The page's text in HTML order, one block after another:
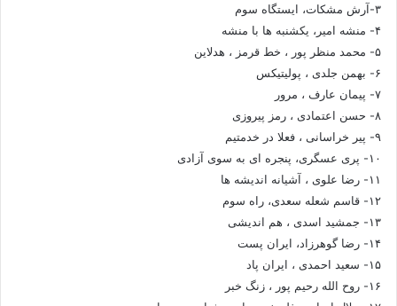
۳-آرش مشکات، ایستگاه سوم
۴- منشه امیر، یکشنبه ها با منشه
۵- محمد منظر پور ، خط قرمز ، هدلاین
۶- بهمن جلدی ، پولیتیکس
۷- پیمان عارف ، مرور
۸- حسن اعتمادی ، رمز پیروزی
۹- پیر خراسانی ، فعلا در خدمتیم
۱۰- پری عسگری، پنجره ای به سوی آزادی
۱۱- رضا علوی ، آشیانه اندیشه ها
۱۲- قاسم شعله سعدی، راه سوم
۱۳- جمشید اسدی ، هم اندیشی
۱۴- رضا گوهرزاد، ایران پست
۱۵- سعید احمدی ، ایران پاد
۱۶- روح الله رحیم پور ، زنگ خبر